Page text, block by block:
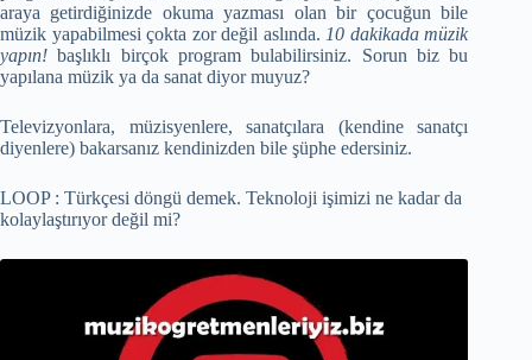
araya getirdiğinizde okuma yazması olan bir çocuğun bile
müzik yapabilmesi çokta zor değil aslında. 10 dakikada müzik
yapın! başlıklı birçok program bulabilirsiniz. Sorun biz bu
yapılana müzik ya da sanat diyor muyuz?
Televizyonlara, müzisyenlere, sanatçılara (kendine sanatçı
diyenlere) bakarsanız kendinizden bile şüphe edersiniz.
LOOP : Türkçesi döngü demek. Teknoloji işimizi ne kadar da
kolaylaştırıyor değil mi?